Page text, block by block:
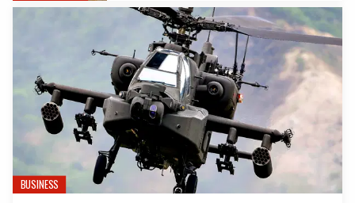
BUSINESS